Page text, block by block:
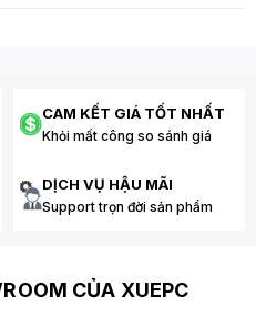
CAM KẾT GIÁ TỐT NHẤT
Khỏi mất công so sánh giá
DỊCH VỤ HẬU MÃI
Support trọn đời sản phẩm
CỦA XUEPC